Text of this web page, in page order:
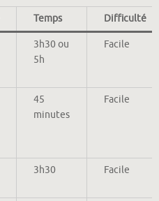
Temps Difficulté
3h30 ou
5h
Facile
45
minutes
Facile
3h30 Facile